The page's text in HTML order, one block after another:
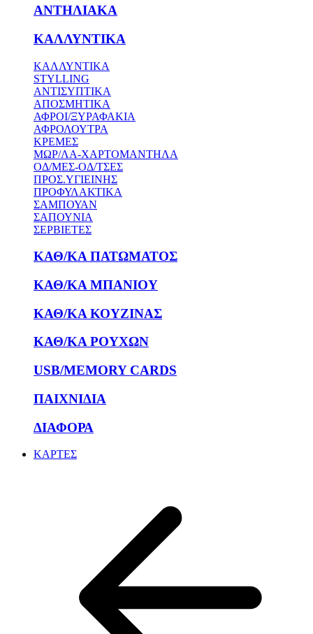
ΑΝΤΗΛΙΑΚΑ
ΚΑΛΛΥΝΤΙΚΑ
ΚΑΛΛΥΝΤΙΚΑ
STYLLING
ΑΝΤΙΣΥΠΤΙΚΑ
ΑΠΟΣΜΗΤΙΚΑ
ΑΦΡΟΙ/ΞΥΡΑΦΑΚΙΑ
ΑΦΡΟΛΟΥΤΡΑ
ΚΡΕΜΕΣ
ΜΩΡ/ΛΑ-ΧΑΡΤΟΜΑΝΤΗΛΑ
ΟΔ/ΜΕΣ-ΟΔ/ΤΣΕΣ
ΠΡΟΣ.ΥΓΙΕΙΝΗΣ
ΠΡΟΦΥΛΑΚΤΙΚΑ
ΣΑΜΠΟΥΑΝ
ΣΑΠΟΥΝΙΑ
ΣΕΡΒΙΕΤΕΣ
ΚΑΘ/ΚΑ ΠΑΤΩΜΑΤΟΣ
ΚΑΘ/ΚΑ ΜΠΑΝΙΟΥ
ΚΑΘ/ΚΑ ΚΟΥΖΙΝΑΣ
ΚΑΘ/ΚΑ ΡΟΥΧΩΝ
USB/MEMORY CARDS
ΠΑΙΧΝΙΔΙΑ
ΔΙΑΦΟΡΑ
ΚΑΡΤΕΣ